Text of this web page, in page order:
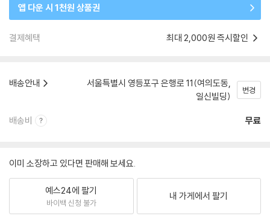
앱 다운 시 1천원 상품권
결제혜택 최대 2,000원 즉시할인
배송안내
서울특별시 영등포구 은행로 11(여의도동,
일신빌딩)
변경
배송비 무료
이미 소장하고 있다면 판매해 보세요.
예스24에 팔기
바이백 신청 불가
내 가게에서 팔기